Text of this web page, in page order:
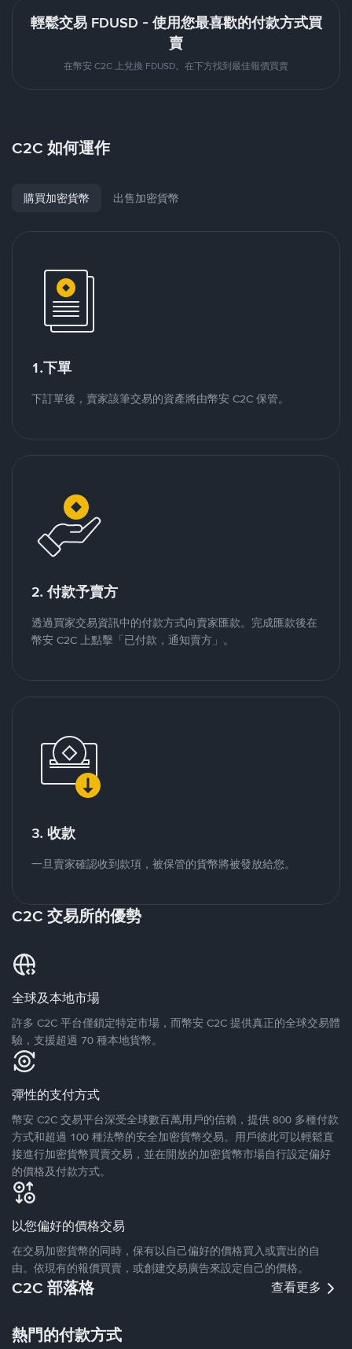
輕鬆交易 FDUSD - 使用您最喜歡的付款方式買
賣
在幣安 C2C 上兌換 FDUSD。在下方找到最佳報價買賣
C2C 如何運作
購買加密貨幣 出售加密貨幣
1.下單
下訂單後，賣家該筆交易的資產將由幣安 C2C 保管。
2. 付款予賣方
透過買家交易資訊中的付款方式向賣家匯款。完成匯款後在
幣安 C2C 上點擊「已付款，通知賣方」。
3. 收款
一旦賣家確認收到款項，被保管的貨幣將被發放給您。
C2C 交易所的優勢
全球及本地市場
許多 C2C 平台僅鎖定特定市場，而幣安 C2C 提供真正的全球交易體
驗，支援超過 70 種本地貨幣。
彈性的支付方式
幣安 C2C 交易平台深受全球數百萬用戶的信賴，提供 800 多種付款
方式和超過 100 種法幣的安全加密貨幣交易。用戶彼此可以輕鬆直
接進行加密貨幣買賣交易，並在開放的加密貨幣市場自行設定偏好
的價格及付款方式。
以您偏好的價格交易
在交易加密貨幣的同時，保有以自己偏好的價格買入或賣出的自
由。依現有的報價買賣，或創建交易廣告來設定自己的價格。
C2C 部落格 查看更多
熱門的付款方式